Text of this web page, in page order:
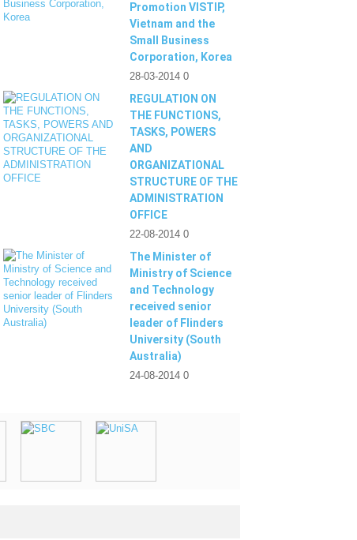
Promotion VISTIP,
Vietnam and the
Small Business
Corporation, Korea
28-03-2014 0
REGULATION ON
THE FUNCTIONS,
TASKS, POWERS
AND
ORGANIZATIONAL
STRUCTURE OF THE
ADMINISTRATION
OFFICE
22-08-2014 0
The Minister of
Ministry of Science
and Technology
received senior
leader of Flinders
University (South
Australia)
24-08-2014 0